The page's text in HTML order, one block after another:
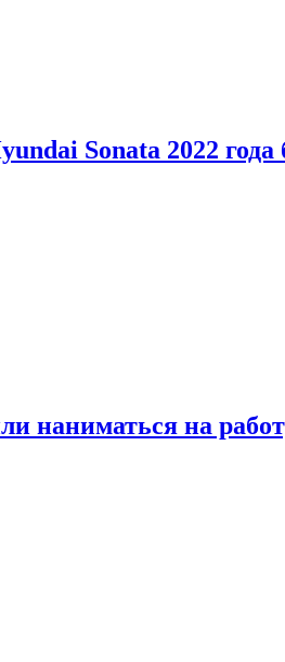
Sonata 2022
наниматься на